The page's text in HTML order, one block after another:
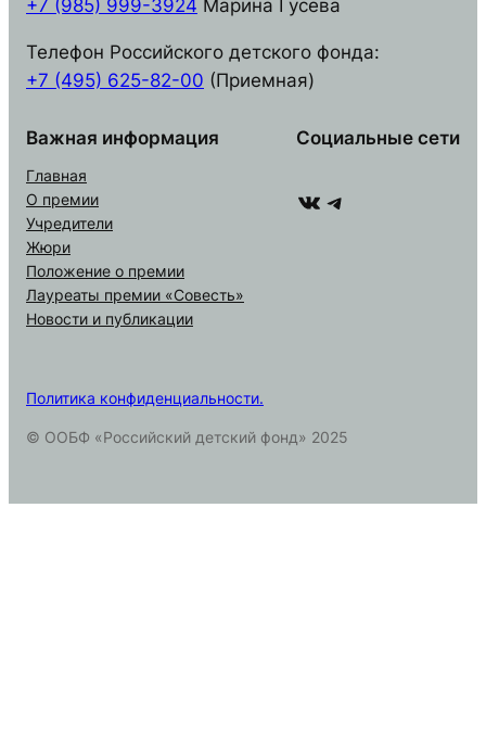
+7 (985) 999-3924 Марина Гусева
Телефон Российского детского фонда:
+7 (495) 625-82-00 (Приемная)
Важная информация
Главная
О премии
Учредители
Жюри
Положение о премии
Лауреаты премии «Совесть»
Новости и публикации
Социальные сети
ВКонтакте Telegram
Политика конфиденциальности.
© ООБФ «Российский детский фонд» 2025